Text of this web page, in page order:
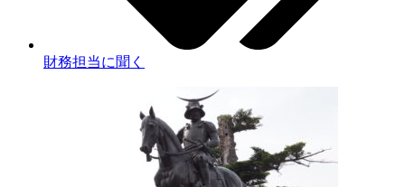
財務担当に聞く